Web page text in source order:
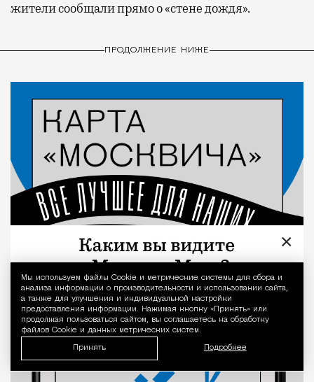
Уведомление
Мы используем файлы Сookie и метрические системы для сбора и
анализа информации о производительности и использовании сайта,
а также для улучшения и индивидуальной настройки
предоставления информации. Нажимая кнопку «Принять» или
продолжая пользоваться сайтом, вы соглашаетесь на обработку
файлов Cookie и данных метрических систем.
Принять Подробнее
жители сообщали прямо о «стене дождя».
ПРОДОЛЖЕНИЕ НИЖЕ
×